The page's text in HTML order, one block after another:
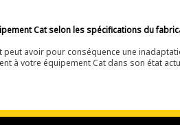
Cat selon les spécifications du
avoir pour conséquence une
à votre équipement Cat dans son état